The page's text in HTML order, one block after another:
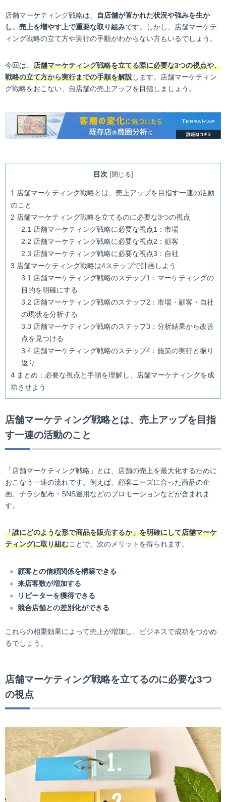
店舗マーケティング戦略は、
自店舗が置かれた状況や強みを生か
し、売上を増やす上で重要な取り組みです。しかし、店舗マーケテ
ィング戦略の立て方や実行の手順がわからない方もいるでしょう。
今回は、 店舗マーケティング戦略を立てる際に必要な3つの視点や、
戦略の立て方から実行までの手順を解説します。店舗マーケティン
グ戦略をおこない、自店舗の売上アップを目指しましょう。
目次 [閉じる]
1 店舗マーケティング戦略とは、売上アップを目指す一連の活動
のこと
2 店舗マーケティング戦略を立てるのに必要な3つの視点
2.1 店舗マーケティング戦略に必要な視点1：市場
2.2 店舗マーケティング戦略に必要な視点2：顧客
2.3 店舗マーケティング戦略に必要な視点3：自社
3 店舗マーケティング戦略は4ステップで計画しよう
3.1 店舗マーケティング戦略のステップ1：マーケティングの
目的を明確にする
3.2 店舗マーケティング戦略のステップ2：市場・顧客・自社
の現状を分析する
3.3 店舗マーケティング戦略のステップ3：分析結果から改善
点を見つける
3.4 店舗マーケティング戦略のステップ4：施策の実行と振り
返り
4 まとめ：必要な視点と手順を理解し、店舗マーケティングを成
功させよう
店舗マーケティング戦略とは、売上アップを目指
す一連の活動のこと
「店舗マーケティング戦略」とは、店舗の売上を最大化するために
おこなう一連の流れです。例えば、顧客ニーズに合った商品の企
画、チラシ配布・SNS運用などのプロモーションなどが含まれま
す。
「誰にどのような形で商品を販売するか」を明確にして店舗マーケ
ティングに取り組むことで、次のメリットを得られます。
顧客との信頼関係を構築できる
来店客数が増加する
リピーターを獲得できる
競合店舗との差別化ができる
これらの相乗効果によって売上が増加し、ビジネスで成功をつかめ
るでしょう。
店舗マーケティング戦略を立てるのに必要な3つ
の視点